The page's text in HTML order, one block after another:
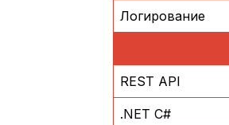
Логирование
REST API
.NET C#